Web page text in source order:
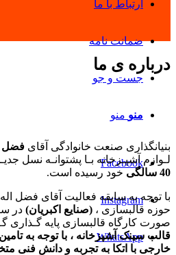
ارتباط با ما
ضمانت نامه
جست و جو
منو منو
Facebook
Instagram
WhatsApp
درباره ی ما
بنیانگذاری صنعت خانوادگی آقای فضل
لـوازم آشپـزخانه بـا پشتوانـه نسل جدیـد (از سال
40 سالگی
خود رسیده است.
با توجه به سابقه فعالیت آقای فضل
حوزه قالبسازی ، (صنایع اکبریان) در
صورت کارگاه قالبسازی پایه گـذاری
قالب سینک آشپزخانه ، با توجه به
خارجی با اتکا به تجربه و دانش فنی